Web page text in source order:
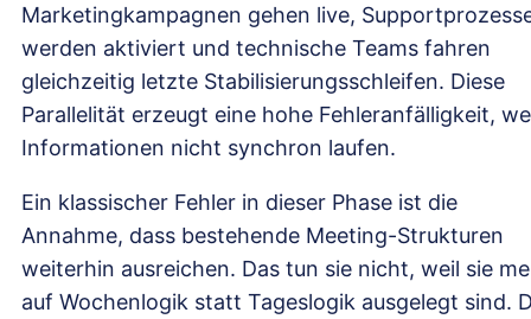
Marketingkampagnen gehen live,
werden aktiviert und technische Teams fahren
gleichzeitig letzte Stabilisierungsschleifen. Diese
Parallelität erzeugt eine hohe Fehleranfälligkeit,
Informationen nicht synchron laufen.
Ein klassischer Fehler in dieser Phase ist die
Annahme, dass bestehende Meeting-Strukturen
weiterhin ausreichen. Das tun sie nicht, weil sie
auf Wochenlogik statt Tageslogik ausgelegt sind.